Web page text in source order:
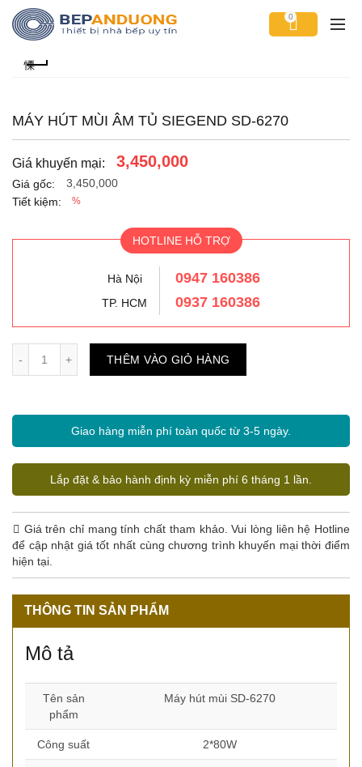
0
MÁY HÚT MÙI ÂM TỦ SIEGEND SD-6270
Giá khuyến mại: 3,450,000
Giá gốc:
3,450,000
Tiết kiệm:
%
HOTLINE HỖ TRỢ
Hà Nội 0947 160386
TP. HCM 0937 160386
THÊM VÀO GIỎ HÀNG
Giao hàng miễn phí toàn quốc từ 3-5 ngày.
Lắp đặt & bảo hành định kỳ miễn phí 6 tháng 1 lần.
Giá trên chỉ mang tính chất tham khảo. Vui lòng liên hệ Hotline
để cập nhật giá tốt nhất cùng chương trình khuyến mại thời điểm
hiện tại.
THÔNG TIN SẢN PHẨM
Mô tả
Tên sản
phẩm
Máy hút mùi SD-6270
Công suất 2*80W